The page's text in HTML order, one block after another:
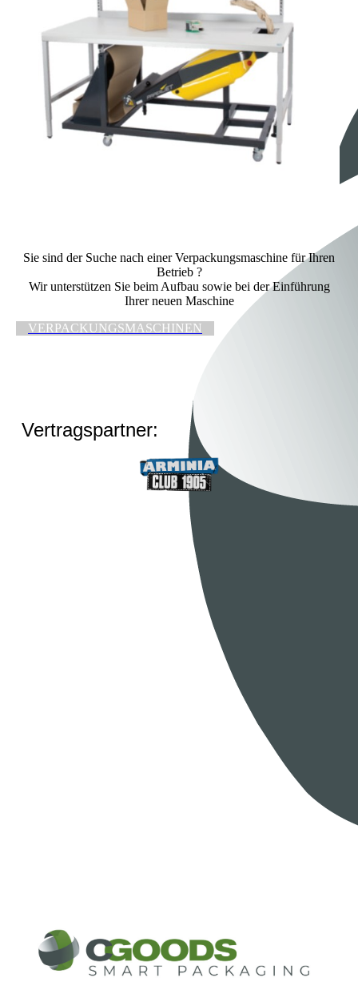
Sie sind der Suche nach einer Verpackungsmaschine für Ihren
Betrieb ?
Wir unterstützen Sie beim Aufbau sowie bei der Einführung
Ihrer neuen Maschine
VERPACKUNGSMASCHINEN
Vertragspartner: